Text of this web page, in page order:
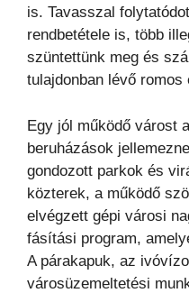
is. Tavasszal
rendbetétele is, több
szüntettünk meg és
tulajdonban lévő
Egy jól működő várost
beruházások
gondozott parkok és
közterek, a működő
elvégzett gépi városi
fásítási program,
A párakapuk, az
városüzemeltetési